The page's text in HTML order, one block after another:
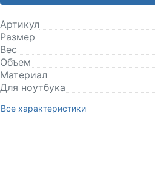
Артикул
Размер
Вес
Объем
Материал
Для ноутбука
Все характеристики